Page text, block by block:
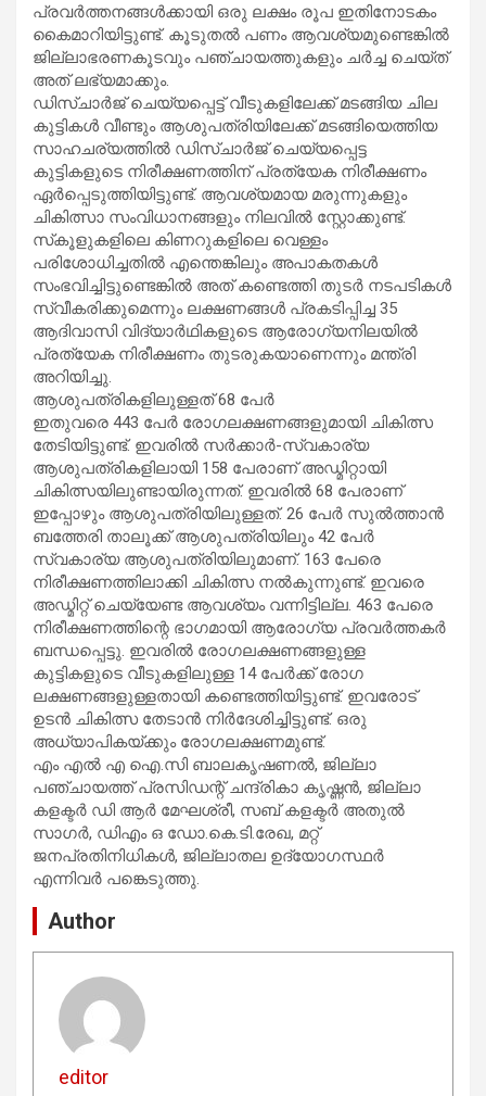
പ്രവര്‍ത്തനങ്ങള്‍ക്കായി ഒരു ലക്ഷം രൂപ ഇതിനോടകം
കൈമാറിയിട്ടുണ്ട്. കൂടുതല്‍ പണം ആവശ്യമുണ്ടെങ്കില്‍
ജില്ലാഭരണകൂടവും പഞ്ചായത്തുകളും ചര്‍ച്ച ചെയ്ത്
അത് ലഭ്യമാക്കും.
ഡിസ്ചാര്‍ജ് ചെയ്യപ്പെട്ട് വീടുകളിലേക്ക് മടങ്ങിയ ചില
കുട്ടികള്‍ വീണ്ടും ആശുപത്രിയിലേക്ക് മടങ്ങിയെത്തിയ
സാഹചര്യത്തില്‍ ഡിസ്ചാര്‍ജ് ചെയ്യപ്പെട്ട
കുട്ടികളുടെ നിരീക്ഷണത്തിന് പ്രത്യേക നിരീക്ഷണം
ഏര്‍പ്പെടുത്തിയിട്ടുണ്ട്. ആവശ്യമായ മരുന്നുകളും
ചികിത്സാ സംവിധാനങ്ങളും നിലവില്‍ സ്റ്റോക്കുണ്ട്.
സ്‌കൂളുകളിലെ കിണറുകളിലെ വെള്ളം
പരിശോധിച്ചതില്‍ എന്തെങ്കിലും അപാകതകള്‍
സംഭവിച്ചിട്ടുണ്ടെങ്കില്‍ അത് കണ്ടെത്തി തുടര്‍ നടപടികള്‍
സ്വീകരിക്കുമെന്നും ലക്ഷണങ്ങള്‍ പ്രകടിപ്പിച്ച 35
ആദിവാസി വിദ്യാര്‍ഥികളുടെ ആരോഗ്യനിലയില്‍
പ്രത്യേക നിരീക്ഷണം തുടരുകയാണെന്നും മന്ത്രി
അറിയിച്ചു.
ആശുപത്രികളിലുള്ളത് 68 പേര്‍
ഇതുവരെ 443 പേര്‍ രോഗലക്ഷണങ്ങളുമായി ചികിത്സ
തേടിയിട്ടുണ്ട്. ഇവരില്‍ സര്‍ക്കാര്‍-സ്വകാര്യ
ആശുപത്രികളിലായി 158 പേരാണ് അഡ്മിറ്റായി
ചികിത്സയിലുണ്ടായിരുന്നത്. ഇവരില്‍ 68 പേരാണ്
ഇപ്പോഴും ആശുപത്രിയിലുള്ളത്. 26 പേര്‍ സുല്‍ത്താന്‍
ബത്തേരി താലൂക്ക് ആശുപത്രിയിലും 42 പേര്‍
സ്വകാര്യ ആശുപത്രിയിലുമാണ്. 163 പേരെ
നിരീക്ഷണത്തിലാക്കി ചികിത്സ നല്‍കുന്നുണ്ട്. ഇവരെ
അഡ്മിറ്റ് ചെയ്യേണ്ട ആവശ്യം വന്നിട്ടില്ല. 463 പേരെ
നിരീക്ഷണത്തിന്റെ ഭാഗമായി ആരോഗ്യ പ്രവര്‍ത്തകര്‍
ബന്ധപ്പെട്ടു. ഇവരില്‍ രോഗലക്ഷണങ്ങളുള്ള
കുട്ടികളുടെ വീടുകളിലുള്ള 14 പേര്‍ക്ക് രോഗ
ലക്ഷണങ്ങളുള്ളതായി കണ്ടെത്തിയിട്ടുണ്ട്. ഇവരോട്
ഉടന്‍ ചികിത്സ തേടാന്‍ നിര്‍ദേശിച്ചിട്ടുണ്ട്. ഒരു
അധ്യാപികയ്ക്കും രോഗലക്ഷണമുണ്ട്.
എം എല്‍ എ ഐ.സി ബാലകൃഷണല്‍, ജില്ലാ
പഞ്ചായത്ത് പ്രസിഡന്റ് ചന്ദ്രികാ കൃഷ്ണന്‍, ജില്ലാ
കളക്ടര്‍ ഡി ആര്‍ മേഘശ്രീ, സബ് കളക്ടര്‍ അതുല്‍
സാഗര്‍, ഡിഎം ഒ ഡോ.കെ.ടി.രേഖ, മറ്റ്
ജനപ്രതിനിധികള്‍, ജില്ലാതല ഉദ്യോഗസ്ഥര്‍
എന്നിവര്‍ പങ്കെടുത്തു.
Author
editor